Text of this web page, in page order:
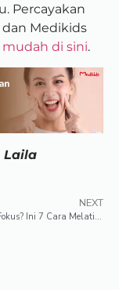
Percayakan
Medikids
di sini.
Laila
NEXT
Anak Susah Fokus? Ini 7 Cara Melatih Fokus Anak untuk Parent!